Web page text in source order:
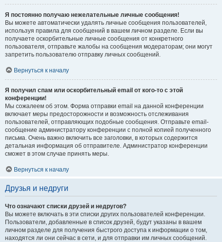
Я постоянно получаю нежелательные личные сообщения!
Вы можете автоматически удалять личные сообщения пользователей,
используя правила для сообщений в вашем личном разделе. Если вы
получаете оскорбительные личные сообщения от конкретного
пользователя, отправьте жалобы на сообщения модераторам; они могут
запретить пользователю отправку личных сообщений.
Вернуться к началу
Я получил спам или оскорбительный email от кого-то с этой
конференции!
Мы сожалеем об этом. Форма отправки email на данной конференции
включает меры предосторожности и возможность отслеживания
пользователей, отправляющих подобные сообщения. Отправьте email-
сообщение администратору конференции с полной копией полученного
письма. Очень важно включить все заголовки, в которых содержится
детальная информация об отправителе. Администратор конференции
сможет в этом случае принять меры.
Вернуться к началу
Друзья и недруги
Что означают списки друзей и недругов?
Вы можете включать в эти списки других пользователей конференции.
Пользователи, добавленные в список друзей, будут указаны в вашем
личном разделе для получения быстрого доступа к информации о том,
находятся ли они сейчас в сети, и для отправки им личных сообщений.